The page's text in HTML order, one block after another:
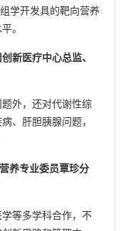
学开发具的靶向营养
。
新医疗中心总监、
外，还对代谢性综
、肝胆胰腺问题，
养专业委员覃珍分
等多学科合作，不